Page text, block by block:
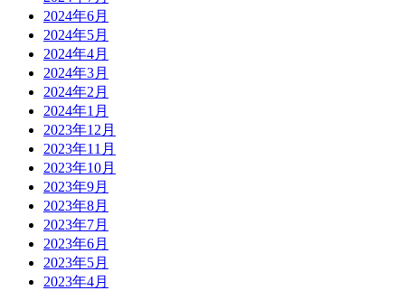
2024年6月
2024年5月
2024年4月
2024年3月
2024年2月
2024年1月
2023年12月
2023年11月
2023年10月
2023年9月
2023年8月
2023年7月
2023年6月
2023年5月
2023年4月